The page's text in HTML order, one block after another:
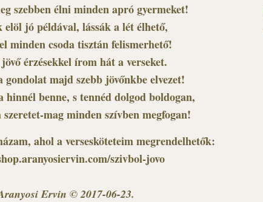
szebben élni minden apró gyermeket!
jó példával, lássák a lét élhető,
minden csoda tisztán felismerhető!
érzésekkel írom hát a verseket.
gondolat majd szebb jövőnkbe elvezet!
hinnél benne, s tennéd dolgod boldogan,
mag minden szívben megfogan!
ahol a versesköteteim megrendelhetők:
szivbol-jovo
Ervin © 2017-06-23.